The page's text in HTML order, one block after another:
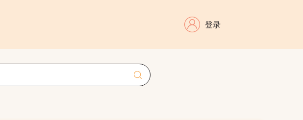
登录